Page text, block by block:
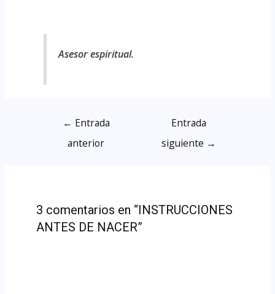
Asesor espiritual.
← Entrada
anterior
Entrada
siguiente →
3 comentarios en “INSTRUCCIONES
ANTES DE NACER”